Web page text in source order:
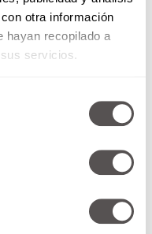
otra información
hayan recopilado a
servicios.